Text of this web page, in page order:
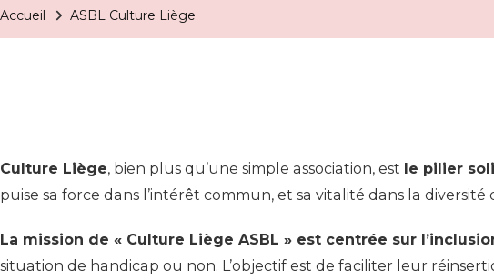
Accueil ASBL Culture Liège
Culture Liège, bien plus qu’une simple association, est le pilier
puise sa force dans l’intérêt commun, et sa vitalité dans la diversité
La mission de « Culture Liège ASBL » est centrée sur
situation de handicap ou non. L’objectif est de faciliter leur